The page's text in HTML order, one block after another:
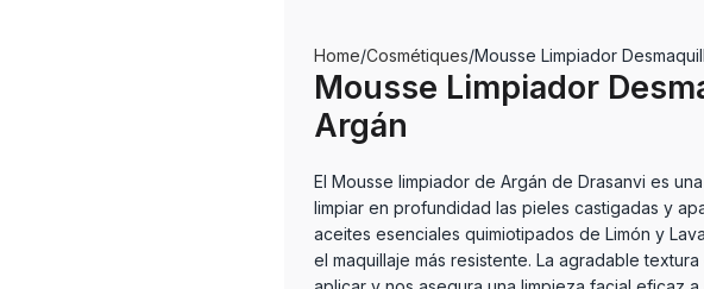
Home Cosmétiques Mousse Limpiador
Mousse Limpiador
Argán
El Mousse limpiador de Argán de Drasanvi es
limpiar en profundidad las pieles castigadas y
aceites esenciales quimiotipados de Limón y
el maquillaje más resistente. La agradable